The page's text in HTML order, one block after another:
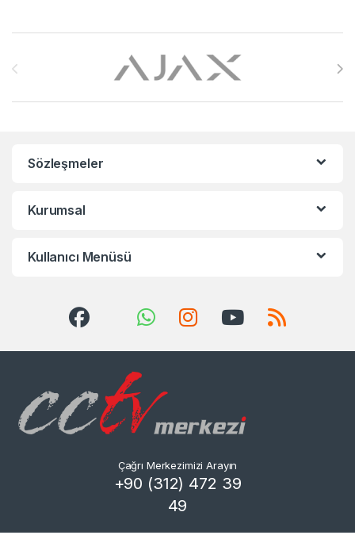
Sözleşmeler
Kurumsal
Kullanıcı Menüsü
Çağrı Merkezimizi Arayın
+90 (312) 472 39
49